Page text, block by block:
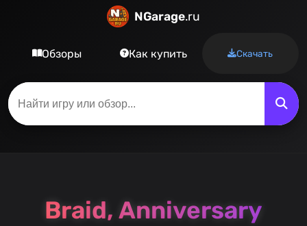
NGarage.ru
Обзоры Как купить Скачать
Braid, Anniversary